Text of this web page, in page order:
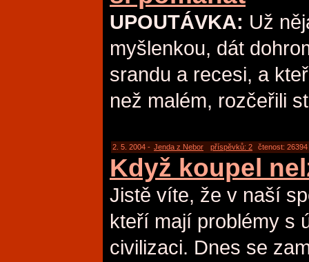
UPOUTÁVKA: Už
myšlenkou, dát
srandu a recesi, a
než malém, rozčeřili
2. 5. 2004 - Jenda z Nebor příspěvků: 2 čtenost: 26394
Když koupel
Jistě víte, že v naší
kteří mají problémy s
civilizaci. Dnes se